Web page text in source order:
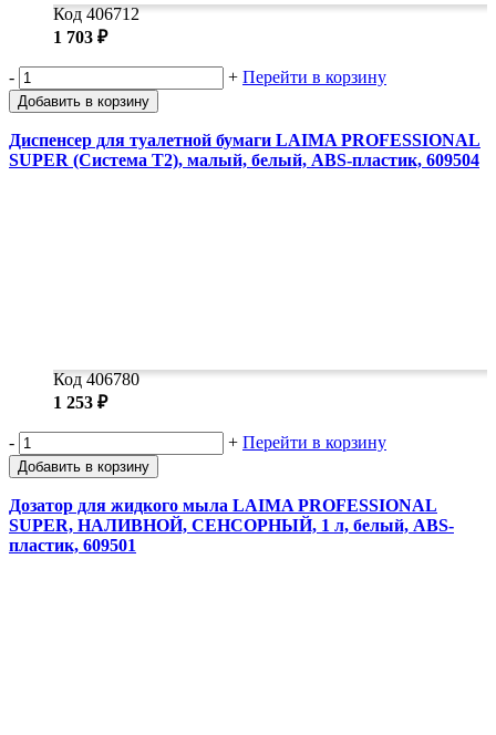
Код 406712
1 703 ₽
- + Перейти в корзину
Добавить в корзину
Диспенсер для туалетной бумаги LAIMA PROFESSIONAL
SUPER (Система T2), малый, белый, ABS-пластик, 609504
Код 406780
1 253 ₽
- + Перейти в корзину
Добавить в корзину
Дозатор для жидкого мыла LAIMA PROFESSIONAL
SUPER, НАЛИВНОЙ, СЕНСОРНЫЙ, 1 л, белый, ABS-
пластик, 609501